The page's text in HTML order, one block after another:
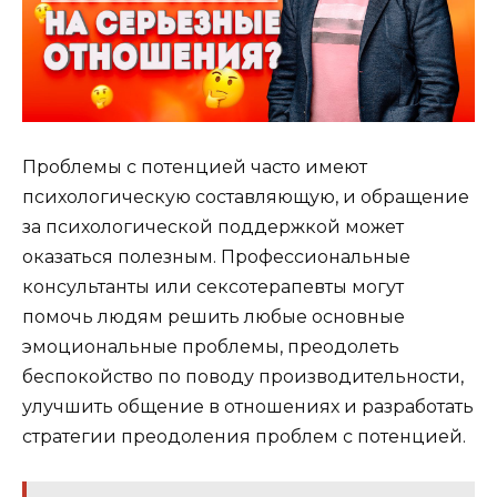
Проблемы с потенцией часто имеют
психологическую составляющую, и обращение
за психологической поддержкой может
оказаться полезным. Профессиональные
консультанты или сексотерапевты могут
помочь людям решить любые основные
эмоциональные проблемы, преодолеть
беспокойство по поводу производительности,
улучшить общение в отношениях и разработать
стратегии преодоления проблем с потенцией.